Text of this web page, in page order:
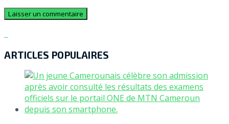
ARTICLES POPULAIRES